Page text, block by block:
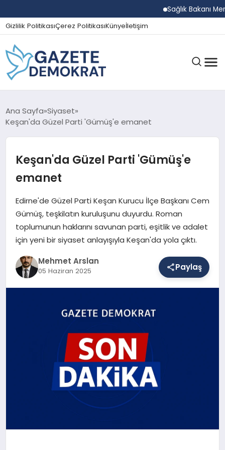
Sağlık Bakanı
Gizlilik PolitikasıÇerez PolitikasıKünyeİletişim
GÜNDEM
SPOR
MAGAZIN
SAĞLIK
Ana Sayfa Siyaset
Keşan'da Güzel Parti 'Gümüş'e emanet
Keşan'da Güzel Parti 'Gümüş'e
emanet
Edirne'de Güzel Parti Keşan Kurucu İlçe Başkanı Cem
Gümüş, teşkilatın kuruluşunu duyurdu. Roman
toplumunun haklarını savunan parti, eşitlik ve adalet
için yeni bir siyaset anlayışıyla Keşan'da yola çıktı.
Mehmet Arslan
05 Haziran 2025 Paylaş